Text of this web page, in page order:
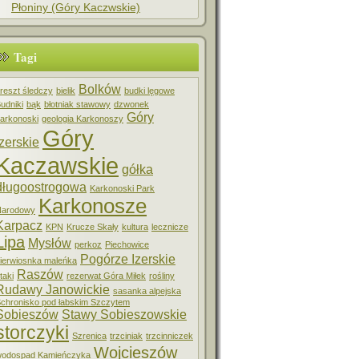
Płoniny (Góry Kaczwskie)
Tagi
śledczy bielik Bolków budki lęgowe
bąk błotniak stawowy dzwonek
geologia Karkonoszy Góry
Góry
gółka
Karkonoski Park
Karkonosze
KPN Krucze Skały kultura lecznicze
Mysłów perkoz Piechowice
maleńka Pogórze Izerskie
Raszów rezerwat Góra Miłek rośliny
Janowickie sasanka alpejska
pod łabskim Szczytem
Stawy Sobieszowskie
Szrenica trzciniak trzcinniczek
Kamieńczyka Wojcieszów